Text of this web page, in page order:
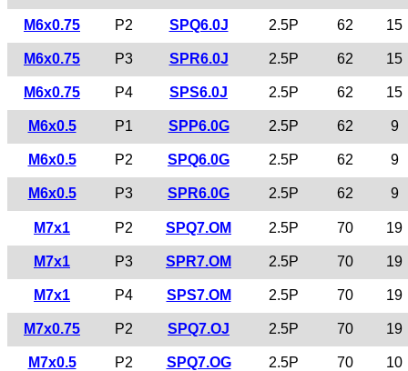
M6x0.75 P2 SPQ6.0J 2.5P 62 15
M6x0.75 P3 SPR6.0J 2.5P 62 15
M6x0.75 P4 SPS6.0J 2.5P 62 15
M6x0.5 P1 SPP6.0G 2.5P 62 9
M6x0.5 P2 SPQ6.0G 2.5P 62 9
M6x0.5 P3 SPR6.0G 2.5P 62 9
M7x1 P2 SPQ7.OM 2.5P 70 19
M7x1 P3 SPR7.OM 2.5P 70 19
M7x1 P4 SPS7.OM 2.5P 70 19
M7x0.75 P2 SPQ7.OJ 2.5P 70 19
M7x0.5 P2 SPQ7.OG 2.5P 70 10